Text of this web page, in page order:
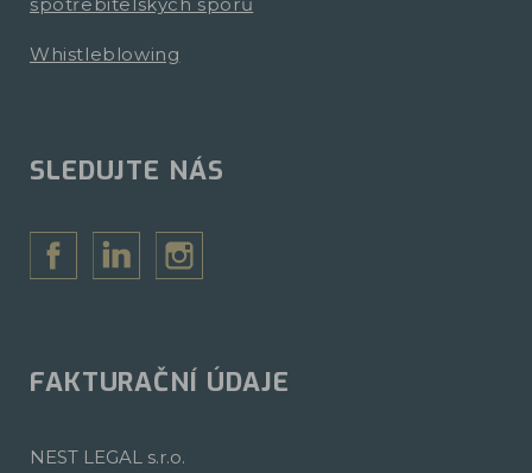
Whistleblowing
SLEDUJTE NÁS
FAKTURAČNÍ ÚDAJE
NEST LEGAL s.r.o.